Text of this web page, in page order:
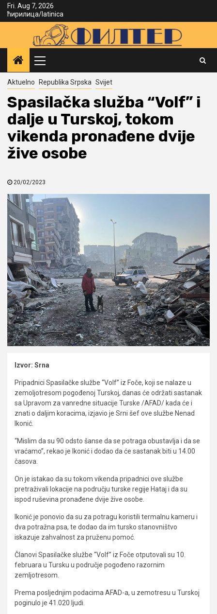
SkipFri. Aug 7, 2026
ћирилица/latinica
Menu
Aktuelno Republika Srpska Svijet
Spasilačka služba “Volf” i
dalje u Turskoj, tokom
vikenda pronađene dvije
žive osobe
20/02/2023
Izvor: Srna
Pripadnici Spasilačke službe “Volf” iz Foče, koji se nalaze u
zemoljotresom pogođenoj Turskoj, danas će održati sastanak
sa Upravom za vanredne situacije Turske /AFAD/ kada će i
znati o daljim koracima, izjavio je Srni šef ove službe Nenad
Ikonić.
“Mislim da su 90 odsto šanse da se potraga obustavlja i da se
vraćamo”, rekao je Ikonić i dodao da će sastanak biti u 14.00
časova.
On je istakao da su tokom vikenda pripadnici ove službe
pretraživali lokacije na području turske regije Hataj i da su
ispod ruševina pronađene dvije žive osobe.
Ikonić je ponovio da su za potragu koristili termalnu kameru i
dva potražna psa, te dodao da im tursko stanovništvo
iskazuje zahvalnost za pruženu pomoć.
Članovi Spasilačke službe “Volf” iz Foče otputovali su 10.
februara u Tursku u područje pogođeno razornim
zemljotresom.
Prema posljednjim podacima AFAD-a, u zemotresu u Turskoj
poginulo je 41.020 ljudi.